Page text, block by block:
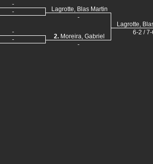
-
-
-
-
Lagrotte, Blas Martin
-
2. Moreira, Gabriel
-
Lagrotte,
6-2 / 7-